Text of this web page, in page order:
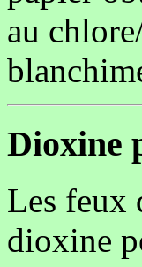
au
Dioxine
Les feux
dioxine